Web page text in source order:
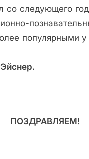
со следующего
популярными
ПОЗДРАВЛЯЕМ!